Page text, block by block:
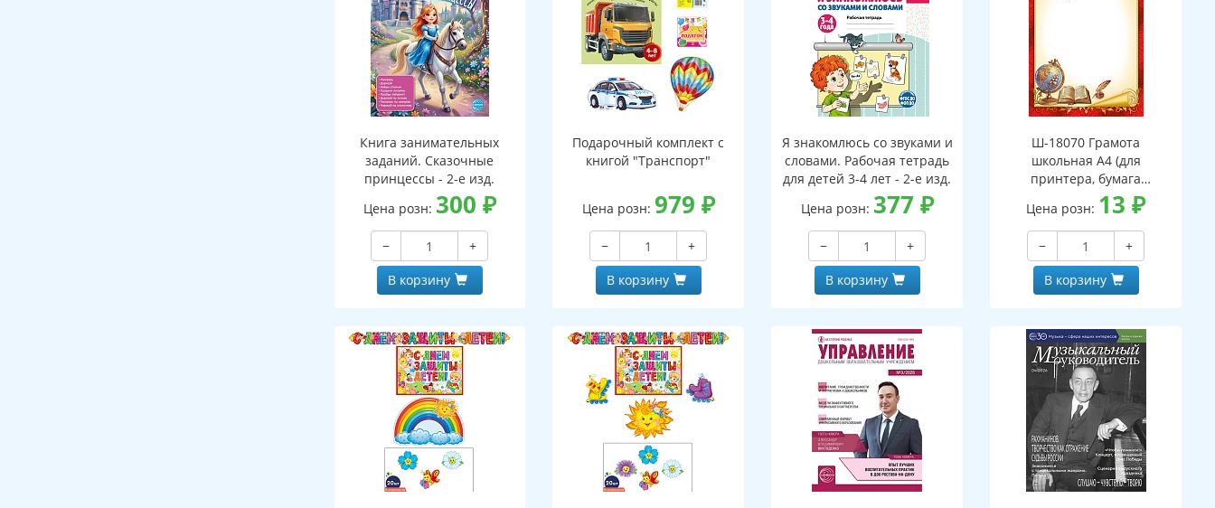
Книга занимательных
заданий. Сказочные
принцессы - 2-е изд.
Цена розн: 300 ₽
−
+
В корзину
Подарочный комплект с
книгой "Транспорт"
Цена розн: 979 ₽
−
+
В корзину
Я знакомлюсь со звуками и
словами. Рабочая тетрадь
для детей 3-4 лет - 2-е изд.
Цена розн: 377 ₽
−
+
В корзину
Ш-18070 Грамота
школьная А4 (для
принтера, бумага
мелованная 150 г
Цена розн: 13₽
−
+
В корзину